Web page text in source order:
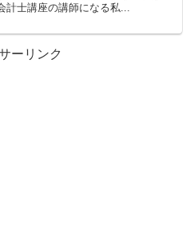
士講座の講師になる私...
ーリンク